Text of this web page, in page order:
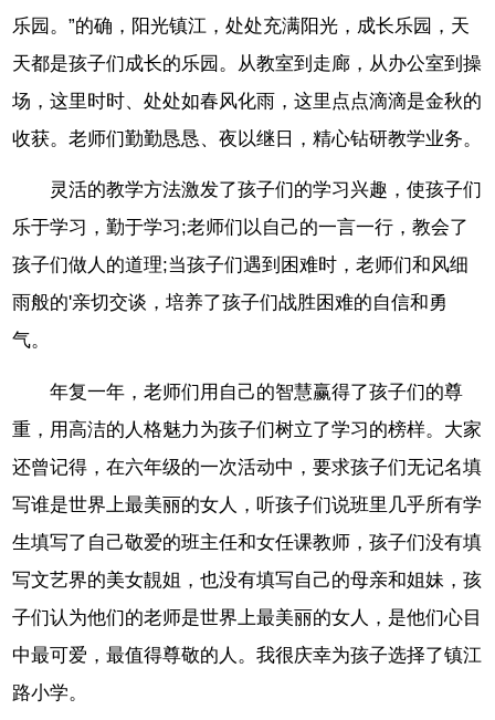
乐园。”的确，阳光镇江，处处充满阳光，成长乐园，天
天都是孩子们成长的乐园。从教室到走廊，从办公室到操
场，这里时时、处处如春风化雨，这里点点滴滴是金秋的
收获。老师们勤勤恳恳、夜以继日，精心钻研教学业务。
灵活的教学方法激发了孩子们的学习兴趣，使孩子们
乐于学习，勤于学习;老师们以自己的一言一行，教会了
孩子们做人的道理;当孩子们遇到困难时，老师们和风细
雨般的'亲切交谈，培养了孩子们战胜困难的自信和勇
气。
年复一年，老师们用自己的智慧赢得了孩子们的尊
重，用高洁的人格魅力为孩子们树立了学习的榜样。大家
还曾记得，在六年级的一次活动中，要求孩子们无记名填
写谁是世界上最美丽的女人，听孩子们说班里几乎所有学
生填写了自己敬爱的班主任和女任课教师，孩子们没有填
写文艺界的美女靚姐，也没有填写自己的母亲和姐妹，孩
子们认为他们的老师是世界上最美丽的女人，是他们心目
中最可爱，最值得尊敬的人。我很庆幸为孩子选择了镇江
路小学。